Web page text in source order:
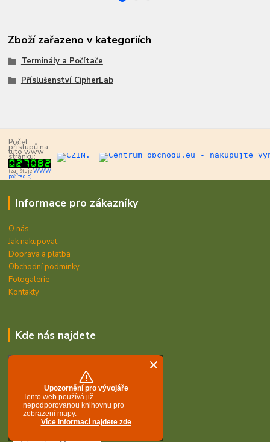
Zboží zařazeno v kategoriích
Terminály a Počítače
Příslušenství CipherLab
Počet
přístupů na
tuto www
stránku:
(zajišťujeWWW
počítadlo)
Informace pro zákazníky
O nás
Jak nakupovat
Doprava a platba
Obchodní podmínky
Fotogalerie
Kontakty
Kde nás najdete